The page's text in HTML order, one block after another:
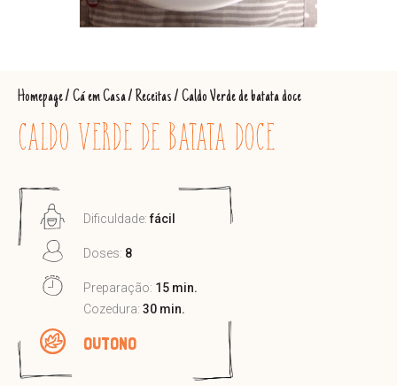
Homepage/ Cá em Casa/ Receitas/ Caldo Verde de batata doce
CALDO VERDE DE BATATA DOCE
Dificuldade:fácil
Doses: 8
Preparação: 15 min.
Cozedura: 30 min.
OUTONO